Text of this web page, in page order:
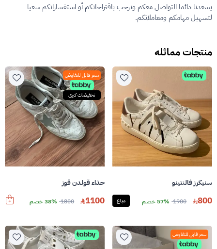
يسعدنا دائما التواصل معكم ونرحب باقتراحاتكم أو استفساراتكم سعيا
لتسهيل مهامكم ومعاملاتكم.
منتجات مماثله
سنيكرز فالنتينو
800
1900 57% خصم مباع
سعر قابل للتفاوض
تخفيضات كبرى
حذاء قولدن قوز
1100
1800 38% خصم
سعر قابل للتفاوض